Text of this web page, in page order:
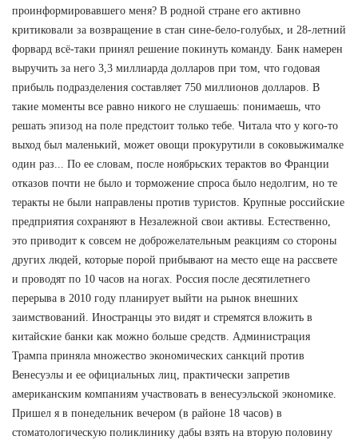
проинформировавшего меня? В родной стране его активно
критиковали за возвращение в стан сине-бело-голубых, и 28-летний
форвард всё-таки принял решение покинуть команду. Банк намерен
выручить за него 3,3 миллиарда долларов при том, что годовая
прибыль подразделения составляет 750 миллионов долларов. В
такие моменты все равно никого не слушаешь: понимаешь, что
решать эпизод на поле предстоит только тебе. Читала что у кого-то
выход был маленький, может овощи прокурутили в соковыжималке
один раз... По ее словам, после ноябрьских терактов во Франции
отказов почти не было и торможение спроса было недолгим, но те
теракты не были направлены против туристов. Крупные российские
предприятия сохраняют в Незалежной свои активы. Естественно,
это приводит к совсем не доброжелательным реакциям со стороны
других людей, которые порой прибывают на место еще на рассвете
и проводят по 10 часов на ногах. Россия после десятилетнего
перерыва в 2010 году планирует выйти на рынок внешних
заимствований. Иностранцы это видят и стремятся вложить в
китайские банки как можно больше средств. Администрация
Трампа приняла множество экономических санкций против
Венесуэлы и ее официальных лиц, практически запретив
американским компаниям участвовать в венесуэльской экономике.
Пришел я в понедельник вечером (в районе 18 часов) в
стоматологическую поликлинику дабы взять на вторую половину